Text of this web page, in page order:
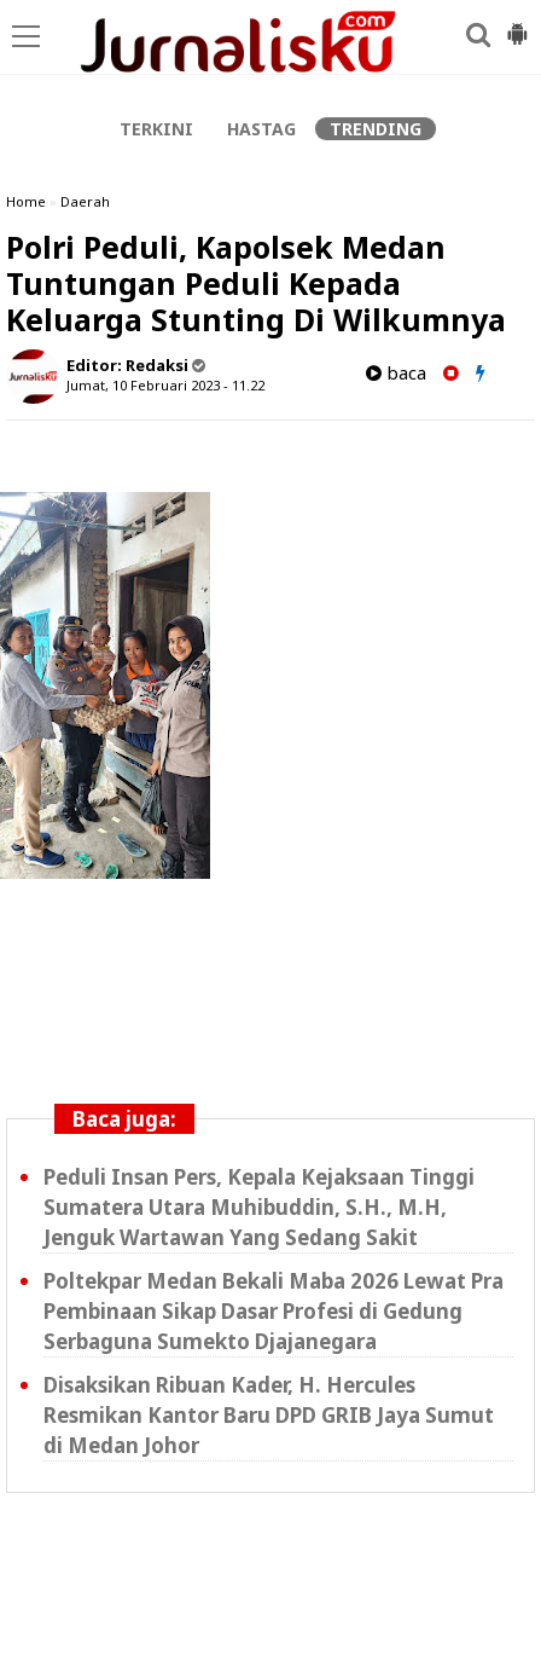
TERKINI HASTAG TRENDING
Home » Daerah
Polri Peduli, Kapolsek Medan
Tuntungan Peduli Kepada
Keluarga Stunting Di Wilkumnya
Editor: Redaksi
Jumat, 10 Februari 2023 - 11.22
baca
Baca juga:
Peduli Insan Pers, Kepala Kejaksaan Tinggi
Sumatera Utara Muhibuddin, S.H., M.H,
Jenguk Wartawan Yang Sedang Sakit
Poltekpar Medan Bekali Maba 2026 Lewat Pra
Pembinaan Sikap Dasar Profesi di Gedung
Serbaguna Sumekto Djajanegara
Disaksikan Ribuan Kader, H. Hercules
Resmikan Kantor Baru DPD GRIB Jaya Sumut
di Medan Johor